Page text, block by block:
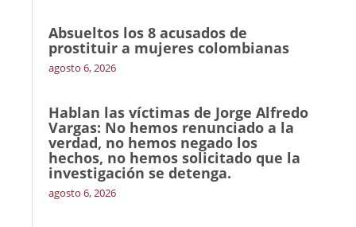
Absueltos los 8 acusados de
prostituir a mujeres colombianas
agosto 6, 2026
Hablan las víctimas de Jorge Alfredo
Vargas: No hemos renunciado a la
verdad, no hemos negado los
hechos, no hemos solicitado que la
investigación se detenga.
agosto 6, 2026